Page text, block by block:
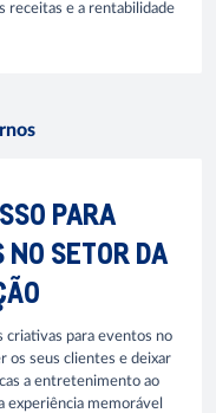
receitas e a rentabilidade
PARA
SETOR DA
criativas para eventos no
os seus clientes e deixar
a entretenimento ao
experiência memorável